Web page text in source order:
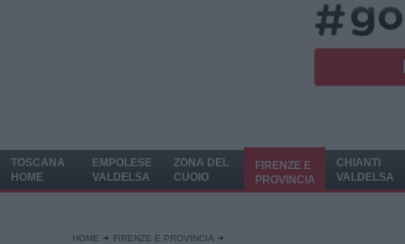
TOSCANA
HOME
EMPOLESE
VALDELSA
ZONA DEL
CUOIO
FIRENZE E
PROVINCIA
CHIANTI
VALDELSA
HOME FIRENZE E PROVINCIA